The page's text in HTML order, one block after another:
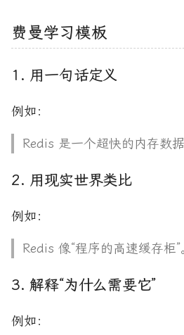
费曼学习模板
1. 用一句话定义
例如：
Redis 是一个超快的内存数据
2. 用现实世界类比
例如：
Redis 像“程序的高速缓存柜”
3. 解释“为什么需要它”
例如：